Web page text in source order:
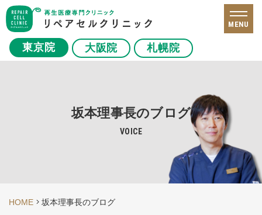
東京院 大阪院 札幌院
MENU
坂本理事長のブログ
VOICE
HOME 坂本理事長のブログ